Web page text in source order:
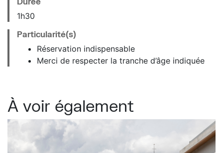
1h30
Particularité(s)
Réservation indispensable
Merci de respecter la tranche d’âge indiquée
À voir également